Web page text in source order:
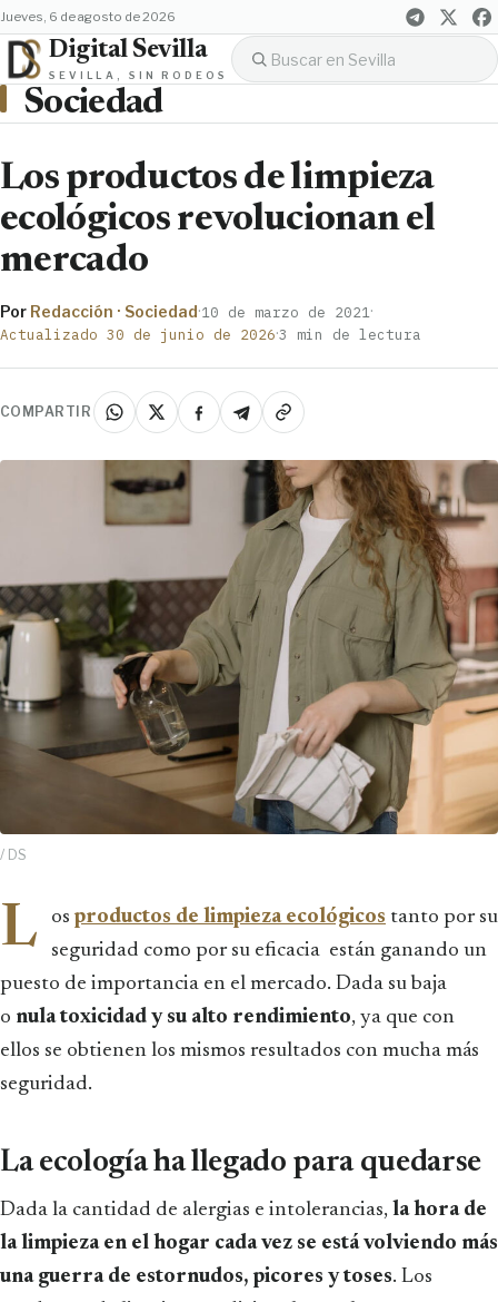
jueves, 6 de agosto de 2026
Digital Sevilla
SEVILLA, SIN RODEOS
Sociedad
Los productos de limpieza
ecológicos revolucionan el
mercado
Por Redacción · Sociedad·10 de marzo de 2021 ·
Actualizado 30 de junio de 2026·3 min de lectura
COMPARTIR
/ DS
L os productos de limpieza ecológicos tanto por su
seguridad como por su eficacia están ganando un
puesto de importancia en el mercado. Dada su baja
o nula toxicidad y su alto rendimiento, ya que con
ellos se obtienen los mismos resultados con mucha más
seguridad.
La ecología ha llegado para quedarse
Dada la cantidad de alergias e intolerancias, la hora de
la limpieza en el hogar cada vez se está volviendo más
una guerra de estornudos, picores y toses. Los